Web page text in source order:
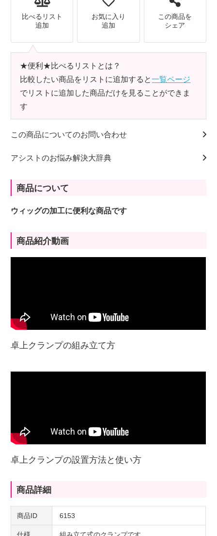
比べるリスト
追加
お気に入り
追加
この商品を
シェア
★便利★比べるリストとは？
比較したい商品をリストに追加すると一覧ページ
でリストに追加した商品だけを見ることができま
す
この商品についてのお問い合わせ
アシストのお悩み解決大辞典
商品について
ウィッグの加工に便利な商品です
商品紹介動画
卓上クランプの組み立て方
卓上クランプの設置方法と使い方
商品詳細
商品ID 6153